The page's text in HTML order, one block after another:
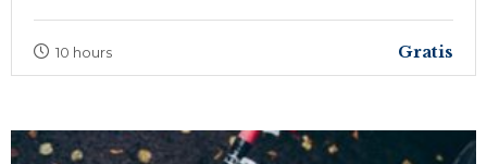
10 hours Gratis